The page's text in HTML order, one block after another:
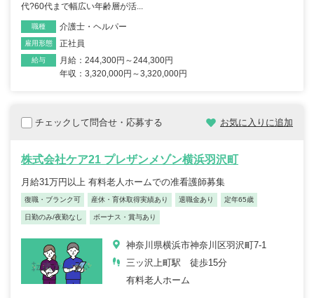
代?60代まで幅広い年齢層が活...
職種 介護士・ヘルパー
雇用形態 正社員
給与
月給：244,300円～244,300円
年収：3,320,000円～3,320,000円
チェックして問合せ・応募する お気に入りに追加
株式会社ケア21 プレザンメゾン横浜羽沢町
月給31万円以上 有料老人ホームでの准看護師募集
復職・ブランク可 産休・育休取得実績あり 退職金あり 定年65歳
日勤のみ/夜勤なし ボーナス・賞与あり
神奈川県横浜市神奈川区羽沢町7-1
三ッ沢上町駅 徒歩15分
有料老人ホーム